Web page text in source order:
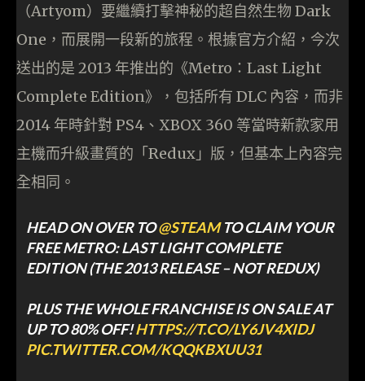
（Artyom）要繼續打擊神秘的超自然生物 Dark
One，而展開一段新的旅程。根據官方介紹，今次
送出的是 2013 年推出的《Metro：Last Light
Complete Edition》，包括所有 DLC 內容，而非
2014 年時針對 PS4、XBOX 360 等當時新款家用
主機而升級畫質的「Redux」版，但基本上內容完
全相同。
HEAD ON OVER TO@STEAMTO CLAIM YOUR
FREE METRO: LAST LIGHT COMPLETE
EDITION (THE 2013 RELEASE – NOT REDUX)
PLUS THE WHOLE FRANCHISE IS ON SALE AT
UP TO 80% OFF!HTTPS://T.CO/LY6JV4XIDJ
PIC.TWITTER.COM/KQQKBXUU31